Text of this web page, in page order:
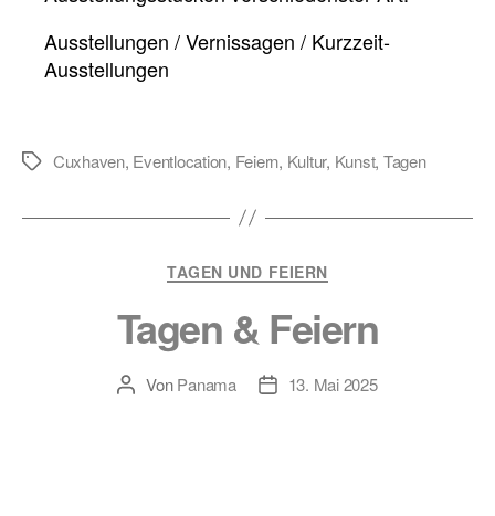
Ausstellungen / Vernissagen / Kurzzeit-
Ausstellungen
Schlagwörter
Cuxhaven, Eventlocation, Feiern, Kultur, Kunst, Tagen
Kategorien
TAGEN UND FEIERN
Tagen & Feiern
Beitragsautor
VonPanama Veröffentlichungsdatum
13. Mai 2025